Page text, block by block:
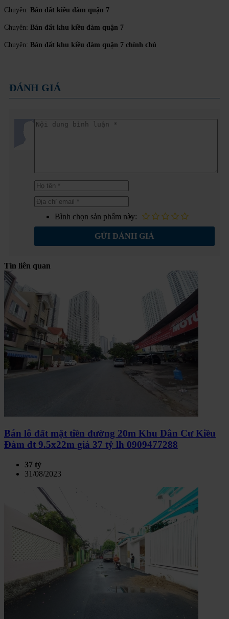
Chuyên: Bán đất kiều đàm quận 7
Chuyên: Bán đất khu kiều đàm quận 7
Chuyên: Bán đất khu kiều đàm quận 7 chính chủ
ĐÁNH GIÁ
Bình chọn sản phẩm này:
GỬI ĐÁNH GIÁ
Tin liên quan
Bán lô đất mặt tiền đường 20m Khu Dân Cư Kiều
Đàm dt 9.5x22m giá 37 tỷ lh 0909477288
37 tỷ
31/08/2023